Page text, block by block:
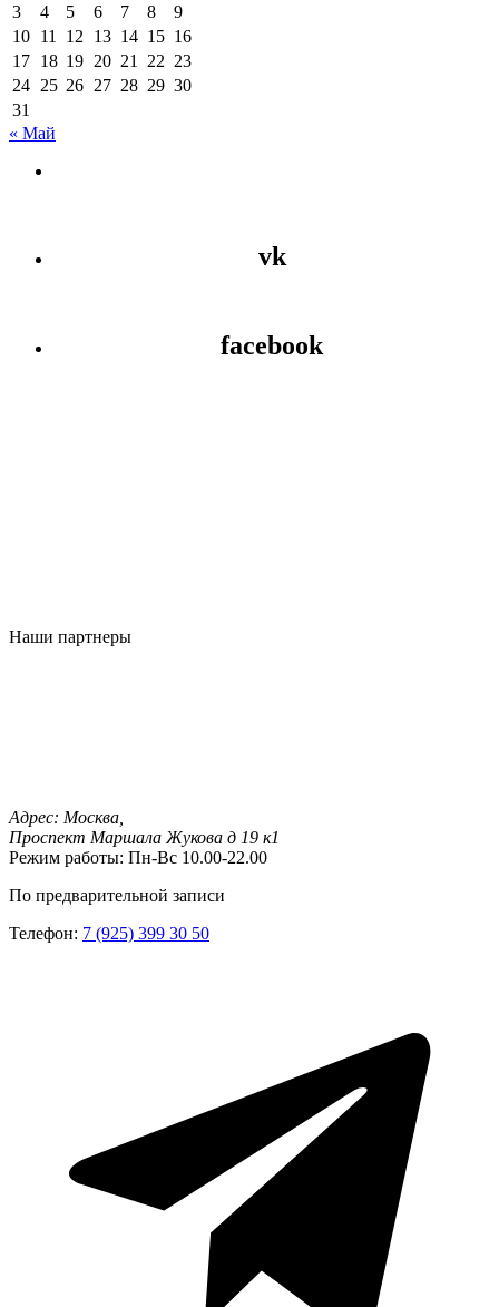
3
4 5 6 7 8
9
10 11 12 13 14 15 16
17 18 19 20 21 22 23
24 25 26 27 28 29 30
31
« Май
vk
facebook
Наши партнеры
Адрес: Москва,
Проспект Маршала Жукова д 19 к1
Режим работы: Пн-Вс 10.00-22.00
По предварительной записи
Телефон: 7 (925) 399 30 50